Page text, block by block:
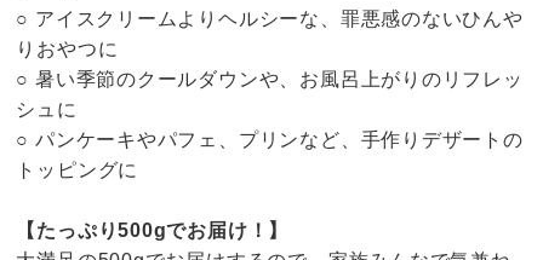
○ アイスクリームよりヘルシーな、罪悪感のないひんや
りおやつに
○ 暑い季節のクールダウンや、お風呂上がりのリフレッ
シュに
○ パンケーキやパフェ、プリンなど、手作りデザートの
トッピングに
【たっぷり500gでお届け！】